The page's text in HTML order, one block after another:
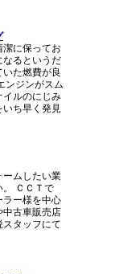
に保ってお
なるというだ
た燃費が良
ンジンがスム
イルのにじみ
いち早く発見
ームしたい業
。 ＣＣＴで
ラー様を中心
中古車販売店
タッフにて